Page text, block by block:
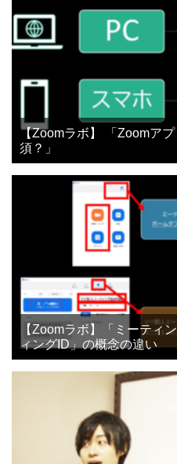
【Zoomラボ】 「Zoomア
須？」
【Zoomラボ】「ミーティ
ィングID」の概念の違い